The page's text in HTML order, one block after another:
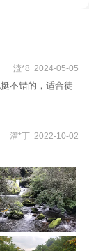
渣*8 2024-05-05
不错的，适合徒
溜*丁 2022-10-02